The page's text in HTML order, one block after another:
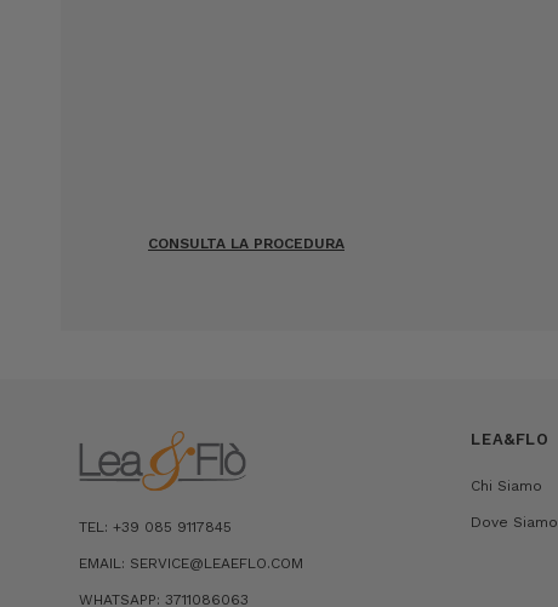
CONSULTA LA PROCEDURA
TEL: +39 085 9117845
EMAIL: SERVICE@LEAEFLO.COM
WHATSAPP: 3711086063
LEA&FLO
Chi Siamo
Dove Siamo